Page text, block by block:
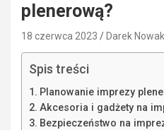
plenerową?
18 czerwca 2023 Darek Nowak
Spis treści
Planowanie imprezy
Akcesoria i gadżety na
Bezpieczeństwo na